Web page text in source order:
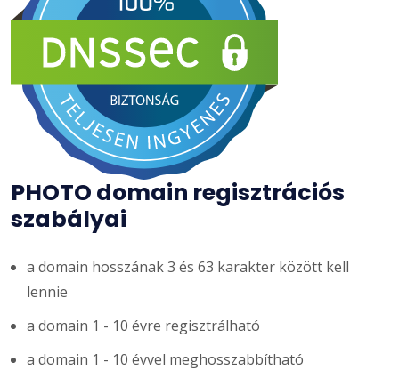
PHOTO domain regisztrációs
szabályai
a domain hosszának 3 és 63 karakter között kell
lennie
a domain 1 - 10 évre regisztrálható
a domain 1 - 10 évvel meghosszabbítható